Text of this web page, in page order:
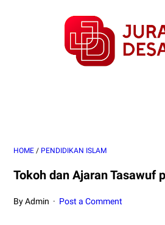
HOME / PENDIDIKAN ISLAM
Tokoh dan Ajaran Tasawuf
By Admin Post a Comment